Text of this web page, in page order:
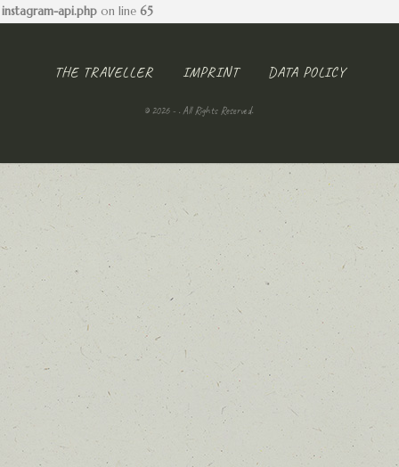
instagram-api.php on line 65
THE TRAVELLER IMPRINT DATA POLICY
© 2026 - . All Rights Reserved.